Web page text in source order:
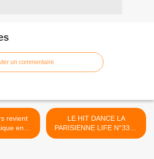
un commentaire
en
Elton
LE HIT DANCE LA
PARISIENNE LIFE N°337 -
26 AOÛT 2022 >